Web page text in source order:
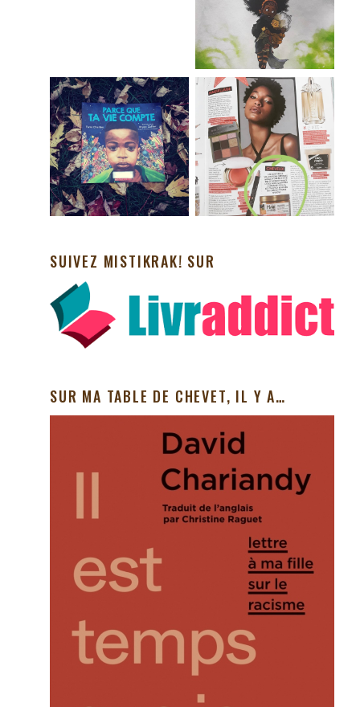
SUIVEZ MISTIKRAK! SUR
SUR MA TABLE DE CHEVET, IL Y A…